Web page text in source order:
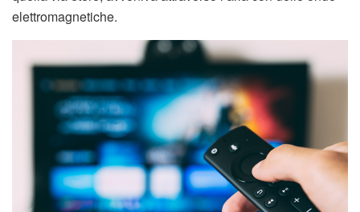
elettromagnetiche.